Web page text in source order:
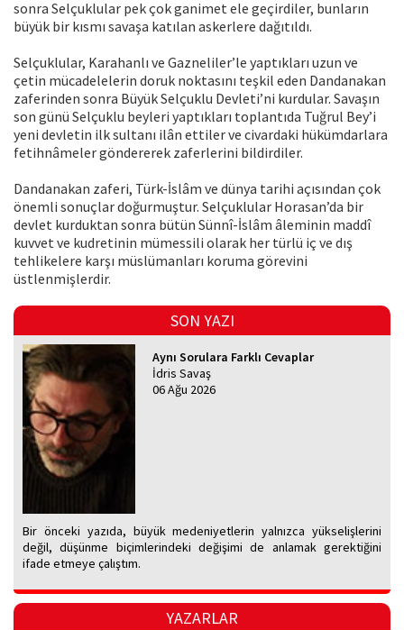
sonra Selçuklular pek çok ganimet ele geçirdiler, bunların
büyük bir kısmı savaşa katılan askerlere dağıtıldı.
Selçuklular, Karahanlı ve Gazneliler’le yaptıkları uzun ve
çetin mücadelelerin doruk noktasını teşkil eden Dandanakan
zaferinden sonra Büyük Selçuklu Devleti’ni kurdular. Savaşın
son günü Selçuklu beyleri yaptıkları toplantıda Tuğrul Bey’i
yeni devletin ilk sultanı ilân ettiler ve civardaki hükümdarlara
fetihnâmeler göndererek zaferlerini bildirdiler.
Dandanakan zaferi, Türk-İslâm ve dünya tarihi açısından çok
önemli sonuçlar doğurmuştur. Selçuklular Horasan’da bir
devlet kurduktan sonra bütün Sünnî-İslâm âleminin maddî
kuvvet ve kudretinin mümessili olarak her türlü iç ve dış
tehlikelere karşı müslümanları koruma görevini
üstlenmişlerdir.
SON YAZI
Aynı Sorulara Farklı Cevaplar
İdris Savaş
06 Ağu 2026
Bir önceki yazıda, büyük medeniyetlerin yalnızca yükselişlerini
değil, düşünme biçimlerindeki değişimi de anlamak gerektiğini
ifade etmeye çalıştım.
YAZARLAR